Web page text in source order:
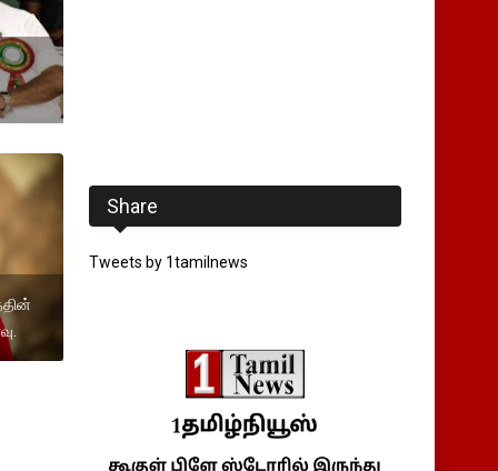
Share
Tweets by 1tamilnews